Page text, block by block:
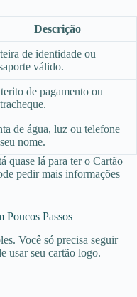
Descrição
de identidade ou
válido.
de pagamento ou
de água, luz ou telefone
nome.
quase lá para ter o Cartão
pedir mais informações
Passos
Você só precisa seguir
usar seu cartão logo.